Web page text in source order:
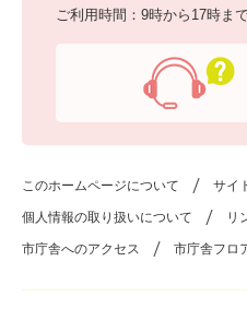
ご利用時間：9時から17時ま
このホームページについて サイ
個人情報の取り扱いについて リ
市庁舎へのアクセス 市庁舎フロ